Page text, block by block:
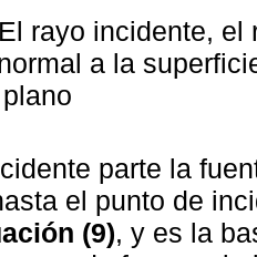
El rayo incidente, el
a la
parte la
el punto de
(9), y es la